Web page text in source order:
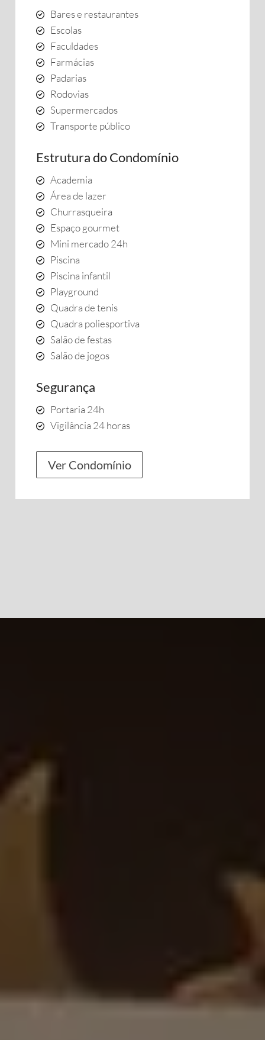
Bares e restaurantes
Escolas
Faculdades
Farmácias
Padarias
Rodovias
Supermercados
Transporte público
Estrutura do Condomínio
Academia
Área de lazer
Churrasqueira
Espaço gourmet
Mini mercado 24h
Piscina
Piscina infantil
Playground
Quadra de tenis
Quadra poliesportiva
Salão de festas
Salão de jogos
Segurança
Portaria 24h
Vigilância 24 horas
Ver Condomínio